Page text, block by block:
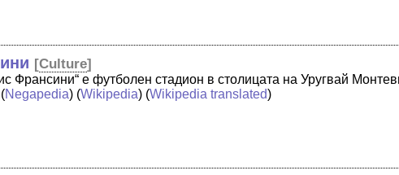
[Culture]
Франсини“ е футболен стадион в столицата на Уругвай
(Negapedia) (Wikipedia) (Wikipedia translated)